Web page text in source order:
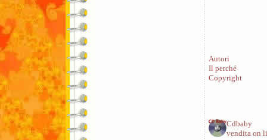
Autori
Il perché
Copyright
Cdbaby
vendita on